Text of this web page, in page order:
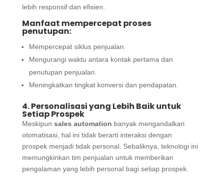
lebih responsif dan efisien.
Manfaat mempercepat proses
penutupan:
Mempercepat siklus penjualan.
Mengurangi waktu antara kontak pertama dan
penutupan penjualan.
Meningkatkan tingkat konversi dan pendapatan.
4. Personalisasi yang Lebih Baik untuk
Setiap Prospek
Meskipun sales automation banyak mengandalkan
otomatisasi, hal ini tidak berarti interaksi dengan
prospek menjadi tidak personal. Sebaliknya, teknologi ini
memungkinkan tim penjualan untuk memberikan
pengalaman yang lebih personal bagi setiap prospek.